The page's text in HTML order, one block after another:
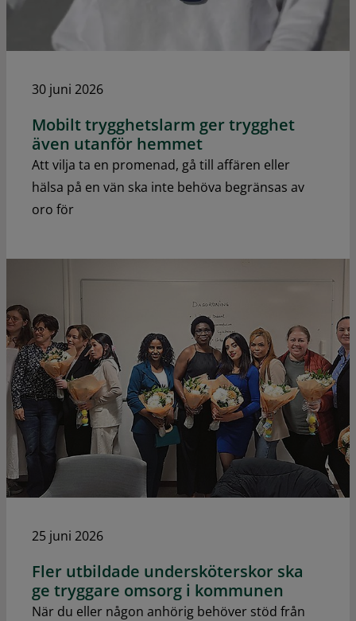
30 juni 2026
Mobilt trygghetslarm ger trygghet
även utanför hemmet
Att vilja ta en promenad, gå till affären eller
hälsa på en vän ska inte behöva begränsas av
oro för
25 juni 2026
Fler utbildade undersköterskor ska
ge tryggare omsorg i kommunen
När du eller någon anhörig behöver stöd från